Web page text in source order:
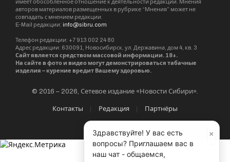
Фестиваль идей и людей “Новатория” ждет
Новосибирск
Читать далее
×
Здравствуйте! У вас есть
вопросы? Приглашаем вас в
наш чат - общаемся,